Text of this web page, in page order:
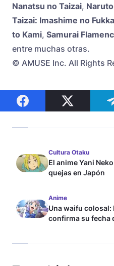
Nanatsu no Taizai,
Taizai: Imashime no
to Kami, Samurai
entre muchas otras.
© AMUSE Inc. All Rights
Cultura Otaku
El anime Yani
quejas en Japón
Anime
Una waifu colosal:
confirma su fecha